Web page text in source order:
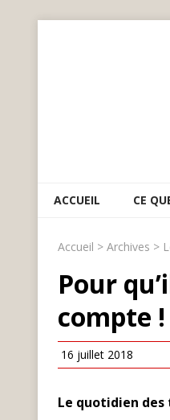
ACCUEIL CE
Accueil > Archives >
Pour
compte !
16 juillet 2018
Le quotidien